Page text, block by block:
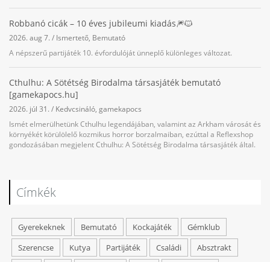
Robbanó cicák – 10 éves jubileumi kiadás🎆🐱
2026. aug 7. / Ismertető, Bemutató
A népszerű partijáték 10. évfordulóját ünneplő különleges változat.
Cthulhu: A Sötétség Birodalma társasjáték bemutató
[gamekapocs.hu]
2026. júl 31. / Kedvcsináló, gamekapocs
Ismét elmerülhetünk Cthulhu legendájában, valamint az Arkham városát és
környékét körülölelő kozmikus horror borzalmaiban, ezúttal a Reflexshop
gondozásában megjelent Cthulhu: A Sötétség Birodalma társasjáték által.
Címkék
Gyerekeknek Bemutató Kockajáték
Gémklub
Szerencse
Kutya Partijáték Családi
Absztrakt